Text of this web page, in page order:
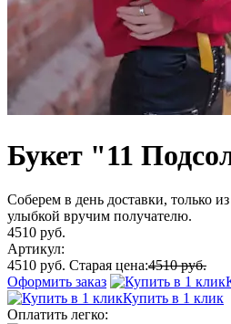
Букет "11
Соберем в день доставки, только
улыбкой вручим получателю.
4510 руб.
Артикул:
4510 руб. Старая цена:4510 руб.
Оформить заказ
Купить в 1 клик
Оплатить легко: